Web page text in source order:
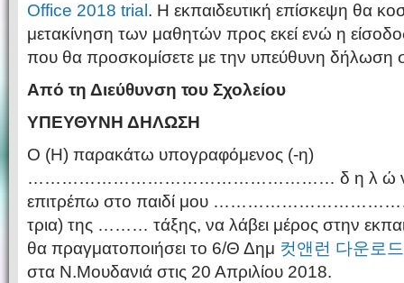
Office 2018 trial . Η εκπαιδευτική επίσκεψη θα
μετακίνηση των μαθητών προς εκεί ενώ η
που θα προσκομίσετε με την υπεύθυνη δήλωση
Από τη Διεύθυνση του Σχολείου
ΥΠΕΥΘΥΝΗ ΔΗΛΩΣΗ
O (Η) παρακάτω υπογραφόμενος (-η)
……………………………………………… δ η λ ώ ν ω υ
επιτρέπω στο παιδί μου
τρια) της ……… τάξης, να λάβει μέρος στην
θα πραγματοποιήσει το 6/Θ Δημ 컷앤런 다운로드
στα Ν.Μουδανιά στις 20 Απριλίου 2018.